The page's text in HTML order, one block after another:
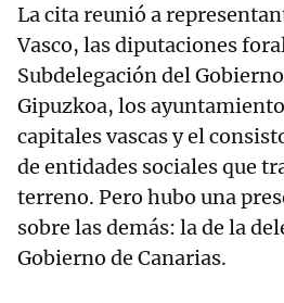
La cita reunió a
Vasco, las diputaciones
Subdelegación del
Gipuzkoa, los
capitales vascas y el
de entidades sociales que
terreno. Pero hubo una
sobre las demás: la de la
Gobierno de Canarias.